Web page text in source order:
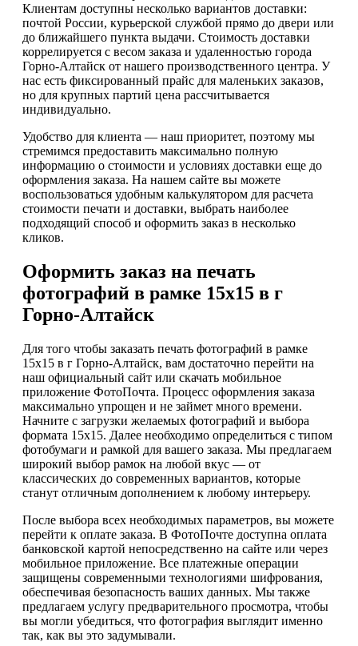
Клиентам доступны несколько вариантов доставки:
почтой России, курьерской службой прямо до двери или
до ближайшего пункта выдачи. Стоимость доставки
коррелируется с весом заказа и удаленностью города
Горно-Алтайск от нашего производственного центра. У
нас есть фиксированный прайс для маленьких заказов,
но для крупных партий цена рассчитывается
индивидуально.
Удобство для клиента — наш приоритет, поэтому мы
стремимся предоставить максимально полную
информацию о стоимости и условиях доставки еще до
оформления заказа. На нашем сайте вы можете
воспользоваться удобным калькулятором для расчета
стоимости печати и доставки, выбрать наиболее
подходящий способ и оформить заказ в несколько
кликов.
Оформить заказ на печать
фотографий в рамке 15х15 в г
Горно-Алтайск
Для того чтобы заказать печать фотографий в рамке
15х15 в г Горно-Алтайск, вам достаточно перейти на
наш официальный сайт или скачать мобильное
приложение ФотоПочта. Процесс оформления заказа
максимально упрощен и не займет много времени.
Начните с загрузки желаемых фотографий и выбора
формата 15х15. Далее необходимо определиться с типом
фотобумаги и рамкой для вашего заказа. Мы предлагаем
широкий выбор рамок на любой вкус — от
классических до современных вариантов, которые
станут отличным дополнением к любому интерьеру.
После выбора всех необходимых параметров, вы можете
перейти к оплате заказа. В ФотоПочте доступна оплата
банковской картой непосредственно на сайте или через
мобильное приложение. Все платежные операции
защищены современными технологиями шифрования,
обеспечивая безопасность ваших данных. Мы также
предлагаем услугу предварительного просмотра, чтобы
вы могли убедиться, что фотография выглядит именно
так, как вы это задумывали.